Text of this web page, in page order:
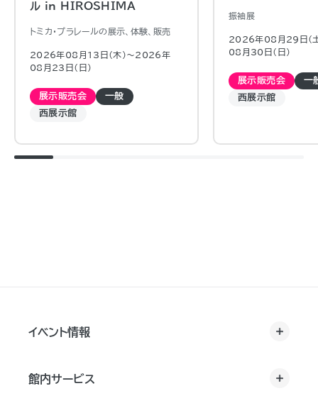
ル in HIROSHIMA
トミカ・プラレールの展示、体験、販売
2026年08月13日（木)〜2026年
08月23日（日)
展示販売会
一般
西展示館
振袖展
2026年08月29日（
08月30日（日)
展示販売会
一
西展示館
イベント情報
館内サービス